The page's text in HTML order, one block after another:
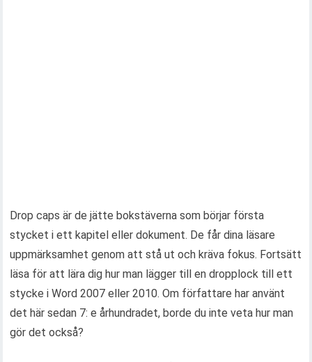
Drop caps är de jätte bokstäverna som börjar första
stycket i ett kapitel eller dokument. De får dina läsare
uppmärksamhet genom att stå ut och kräva fokus. Fortsätt
läsa för att lära dig hur man lägger till en dropplock till ett
stycke i Word 2007 eller 2010. Om författare har använt
det här sedan 7: e århundradet, borde du inte veta hur man
gör det också?